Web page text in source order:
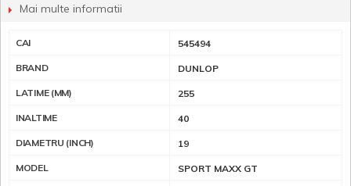
Mai multe informatii
CAI 545494
BRAND DUNLOP
LATIME (MM) 255
INALTIME 40
DIAMETRU (INCH) 19
MODEL SPORT MAXX GT